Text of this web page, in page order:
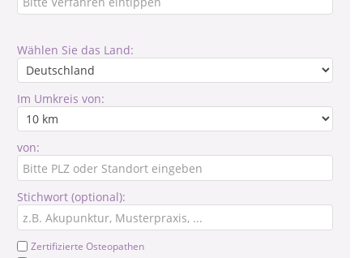
Wählen Sie das Land:
Im Umkreis von:
von:
Stichwort (optional):
Zertifizierte Osteopathen